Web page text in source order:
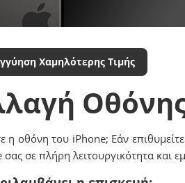
Χαμηλότερης Τιμής
η οθόνη του iPhone; Εάν
σας σε πλήρη λειτουργικότητα και